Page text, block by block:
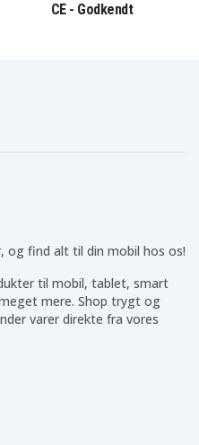
CE - Godkendt
og find alt til din mobil hos os!
til mobil, tablet, smart
mere. Shop trygt og
varer direkte fra vores